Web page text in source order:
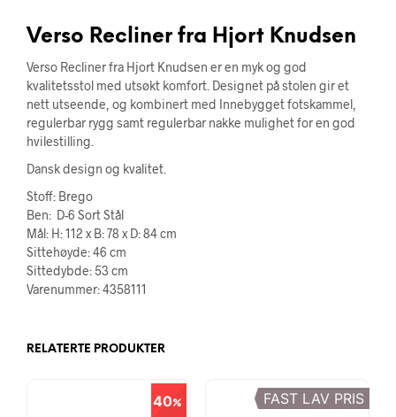
Verso Recliner fra Hjort Knudsen
Verso Recliner fra Hjort Knudsen er en myk og god
kvalitetsstol med utsøkt komfort. Designet på stolen gir et
nett utseende, og kombinert med Innebygget fotskammel,
regulerbar rygg samt regulerbar nakke mulighet for en god
hvilestilling.
Dansk design og kvalitet.
Stoff: Brego
Ben: D-6 Sort Stål
Mål: H: 112 x B: 78 x D: 84 cm
Sittehøyde: 46 cm
Sittedybde: 53 cm
Varenummer: 4358111
RELATERTE PRODUKTER
40 FAST LAV PRIS